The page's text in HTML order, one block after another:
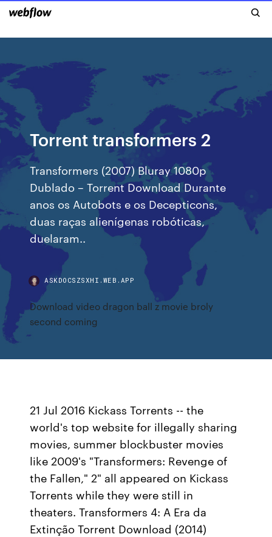
Torrent transformers 2
Transformers (2007) Bluray 1080p
Dublado – Torrent Download Durante
anos os Autobots e os Decepticons,
duas raças alienígenas robóticas,
duelaram..
ASKDOCSZSXHI.WEB.APP
Download video dragon ball z movie broly
second coming
21 Jul 2016 Kickass Torrents -- the
world's top website for illegally sharing
movies, summer blockbuster movies
like 2009's "Transformers: Revenge of
the Fallen," 2" all appeared on Kickass
Torrents while they were still in
theaters. Transformers 4: A Era da
Extinção Torrent Download (2014)